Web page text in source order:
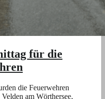
für die
die Feuerwehren
am Wörthersee,